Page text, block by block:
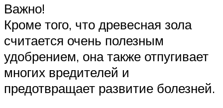
Важно!
Кроме того, что древесная зола
считается очень полезным
удобрением, она также отпугивает
многих вредителей и
предотвращает развитие болезней.